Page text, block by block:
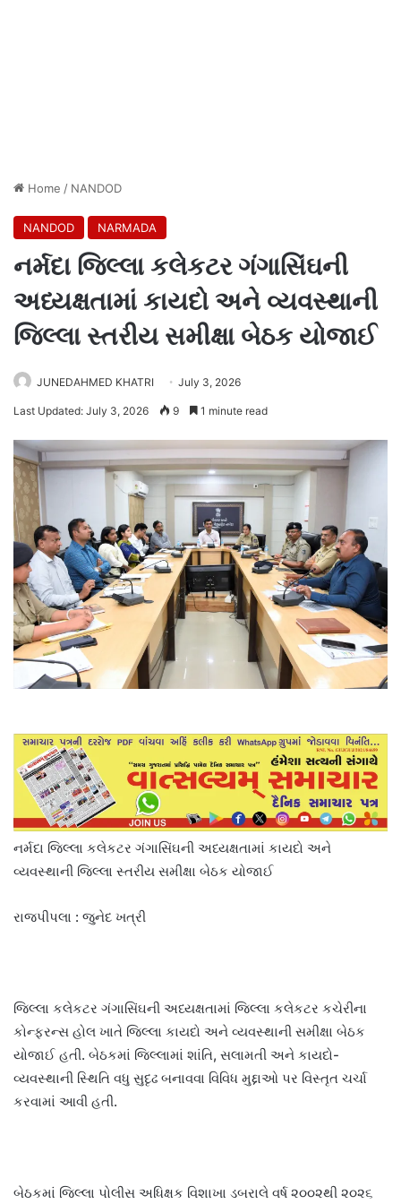
Home / NANDOD
NANDOD NARMADA
નર્મદા જિલ્લા કલેકટર ગંગાસિંઘની
અધ્યક્ષતામાં કાયદો અને વ્યવસ્થાની
જિલ્લા સ્તરીય સમીક્ષા બેઠક યોજાઈ
JUNEDAHMED KHATRI July 3, 2026
Last Updated: July 3, 2026 9 1 minute read
નર્મદા જિલ્લા કલેકટર ગંગાસિંઘની અધ્યક્ષતામાં કાયદો અને
વ્યવસ્થાની જિલ્લા સ્તરીય સમીક્ષા બેઠક યોજાઈ
રાજપીપલા : જુનેદ ખત્રી
જિલ્લા કલેકટર ગંગાસિંઘની અધ્યક્ષતામાં જિલ્લા કલેકટર કચેરીના
કોન્ફરન્સ હોલ ખાતે જિલ્લા કાયદો અને વ્યવસ્થાની સમીક્ષા બેઠક
યોજાઈ હતી. બેઠકમાં જિલ્લામાં શાંતિ, સલામતી અને કાયદો-
વ્યવસ્થાની સ્થિતિ વધુ સુદૃઢ બનાવવા વિવિધ મુદ્દાઓ પર વિસ્તૃત ચર્ચા
કરવામાં આવી હતી.
બેઠકમાં જિલ્લા પોલીસ અધિક્ષક વિશાખા ડબરાલે વર્ષ ૨૦૦૨થી ૨૦૨૬